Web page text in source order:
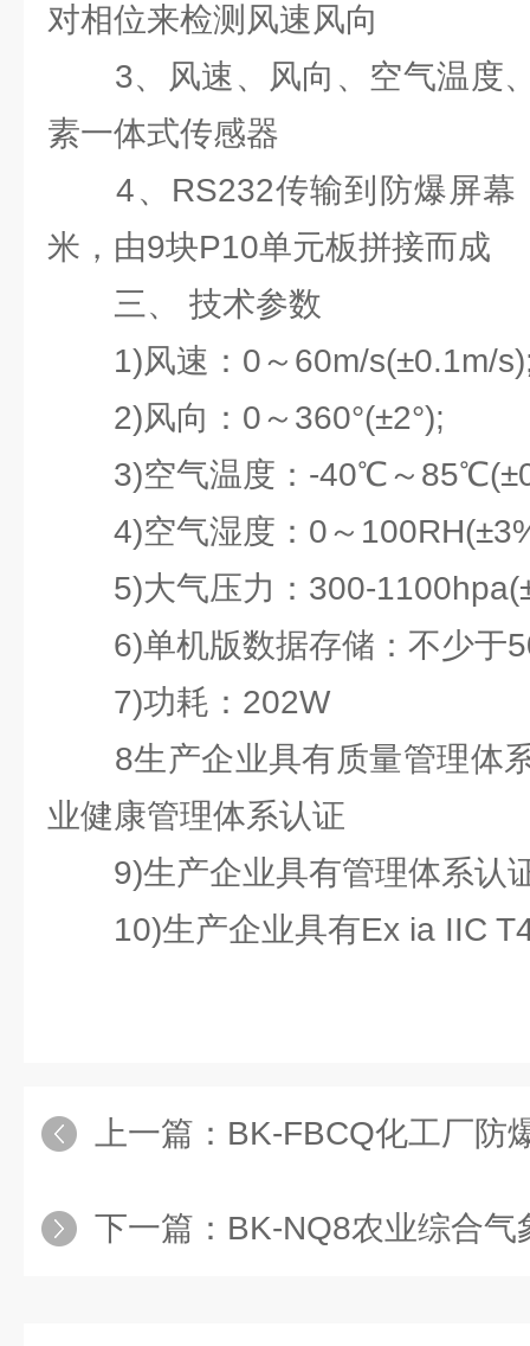
对相位来检测风速风向
3、风速、风向、空气温度
素一体式传感器
4、RS232传输到防爆屏幕
米，由9块P10单元板拼接而成
三、 技术参数
1)风速：0～60m/s(±0.1m/
2)风向：0～360°(±2°);
3)空气温度：-40℃～
4)空气湿度：0～
5)大气压力：300-
6)单机版数据存储：不少于
7)功耗：202W
8生产企业具有质量管理体
业健康管理体系认证
9)生产企业具有管理体系认
10)生产企业具有Ex ia IIC
上一篇： BK-FBCQ化工厂防
下一篇： BK-NQ8农业综合气